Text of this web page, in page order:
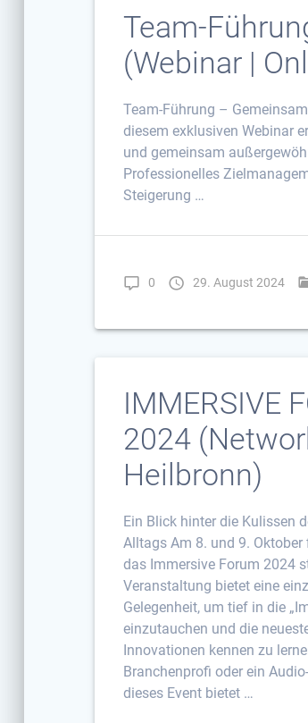
Team-
(Webinar |
Team-Führung –
diesem exklusiven Webinar
und gemeinsam
Professionelles
Steigerung …
0 29. August 2024
IMMERSIVE
2024
Heilbronn)
Ein Blick hinter die Kulissen
Alltags Am 8. und 9.
das Immersive Forum 2024
Veranstaltung bietet eine
Gelegenheit, um tief in die
einzutauchen und die
Innovationen kennen zu
Branchenprofi oder ein
dieses Event bietet …